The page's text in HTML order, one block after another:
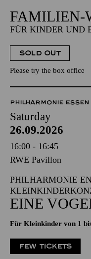
FAMILIEN-
FÜR KINDER UND
SOLD OUT
Please try the box office
PHILHARMONIE ESSEN
Saturday
26.09.2026
16:00 - 16:45
RWE Pavillon
PHILHARMONIE
EINE
Für Kleinkinder von 1
FEW TICKETS